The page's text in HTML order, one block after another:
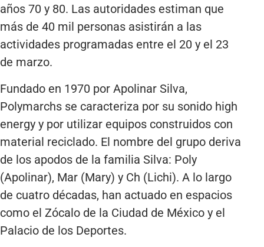
años 70 y 80. Las autoridades estiman que
más de 40 mil personas asistirán a las
actividades programadas entre el 20 y el 23
de marzo.
Fundado en 1970 por Apolinar Silva,
Polymarchs se caracteriza por su sonido high
energy y por utilizar equipos construidos con
material reciclado. El nombre del grupo deriva
de los apodos de la familia Silva: Poly
(Apolinar), Mar (Mary) y Ch (Lichi). A lo largo
de cuatro décadas, han actuado en espacios
como el Zócalo de la Ciudad de México y el
Palacio de los Deportes.